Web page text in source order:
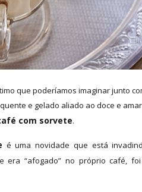
que poderíamos imaginar junto
e gelado aliado ao doce e
com sorvete.
é uma novidade que está
era “afogado” no próprio café,